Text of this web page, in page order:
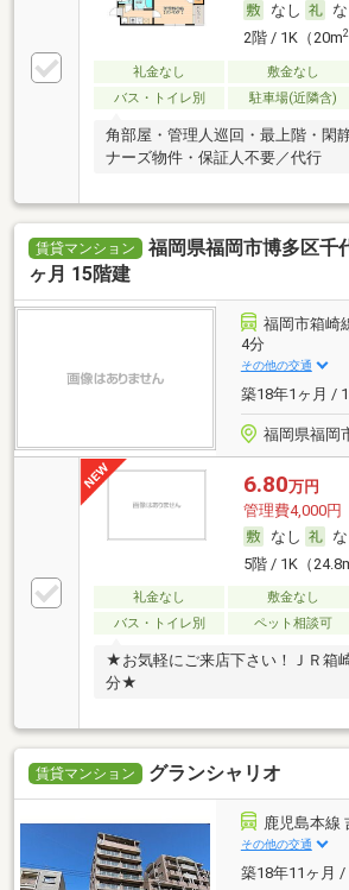
なし
2階 / 1K（20m2
礼金なし 敷金なし
バス・トイレ別
駐車場(近隣含)
角部屋・管理人巡回・最上階・閑
ナーズ物件・保証人不要／代行
賃貸マンション
福岡県福岡市博多区千
ヶ月 15階建
福岡市箱崎
4分
その他の交通
築18年1ヶ月 /
福岡県福岡
6.80万円
管理費4,000円
なし
5階 / 1K（
礼金なし 敷金なし
バス・トイレ別
ペット相談可
★お気軽にご来店下さい！ＪＲ箱
分★
賃貸マンション グランシャリオ
鹿児島本線
その他の交通
築18年11ヶ月 /